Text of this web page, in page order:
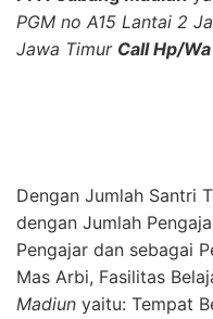
PGM no A15 Lantai 2
Jawa Timur Call Hp/
Dengan Jumlah Santri
dengan Jumlah
Pengajar dan sebagai
Mas Arbi, Fasilitas
Madiun yaitu: Tempat